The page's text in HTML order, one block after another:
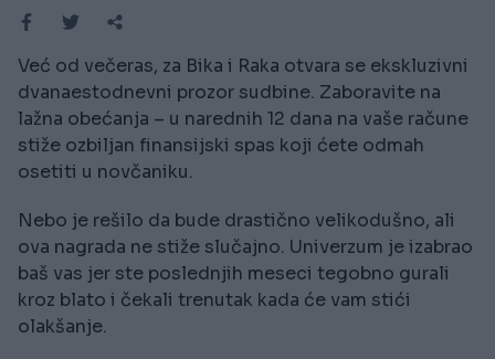
Već od večeras, za Bika i Raka otvara se ekskluzivni
dvanaestodnevni prozor sudbine. Zaboravite na
lažna obećanja – u narednih 12 dana na vaše račune
stiže ozbiljan finansijski spas koji ćete odmah
osetiti u novčaniku.
Nebo je rešilo da bude drastično velikodušno, ali
ova nagrada ne stiže slučajno. Univerzum je izabrao
baš vas jer ste poslednjih meseci tegobno gurali
kroz blato i čekali trenutak kada će vam stići
olakšanje.